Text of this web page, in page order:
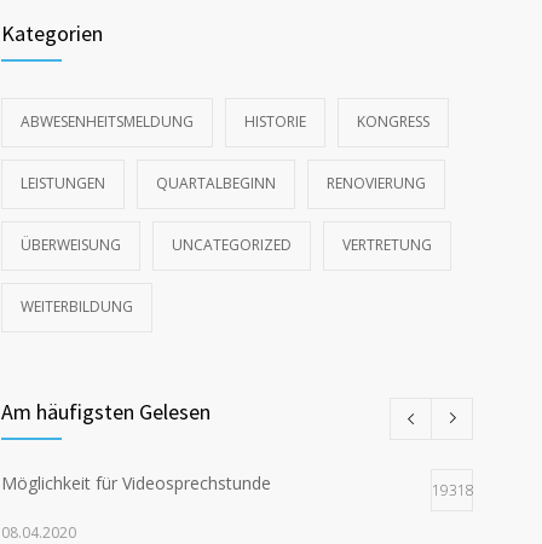
Kategorien
ABWESENHEITSMELDUNG HISTORIE KONGRESS
LEISTUNGEN QUARTALBEGINN RENOVIERUNG
ÜBERWEISUNG UNCATEGORIZED VERTRETUNG
WEITERBILDUNG
Am häufigsten Gelesen
Möglichkeit für Videosprechstunde 19318
08.04.2020